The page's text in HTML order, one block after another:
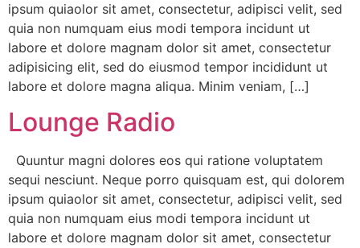
ipsum quiaolor sit amet, consectetur, adipisci velit, sed
quia non numquam eius modi tempora incidunt ut
labore et dolore magnam dolor sit amet, consectetur
adipisicing elit, sed do eiusmod tempor incididunt ut
labore et dolore magna aliqua. Minim veniam, […]
Lounge Radio
Quuntur magni dolores eos qui ratione voluptatem
sequi nesciunt. Neque porro quisquam est, qui dolorem
ipsum quiaolor sit amet, consectetur, adipisci velit, sed
quia non numquam eius modi tempora incidunt ut
labore et dolore magnam dolor sit amet, consectetur